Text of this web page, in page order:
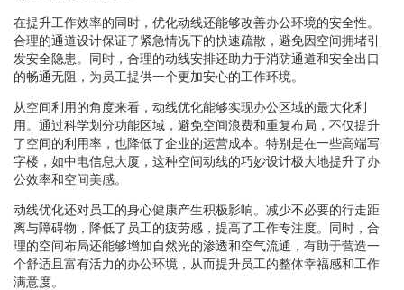
在提升工作效率的同时，优化动线还能够改善办公环境的安全性。
合理的通道设计保证了紧急情况下的快速疏散，避免因空间拥堵引
发安全隐患。同时，合理的动线安排还助力于消防通道和安全出口
的畅通无阻，为员工提供一个更加安心的工作环境。
从空间利用的角度来看，动线优化能够实现办公区域的最大化利
用。通过科学划分功能区域，避免空间浪费和重复布局，不仅提升
了空间的利用率，也降低了企业的运营成本。特别是在一些高端写
字楼，如中电信息大厦，这种空间动线的巧妙设计极大地提升了办
公效率和空间美感。
动线优化还对员工的身心健康产生积极影响。减少不必要的行走距
离与障碍物，降低了员工的疲劳感，提高了工作专注度。同时，合
理的空间布局还能够增加自然光的渗透和空气流通，有助于营造一
个舒适且富有活力的办公环境，从而提升员工的整体幸福感和工作
满意度。